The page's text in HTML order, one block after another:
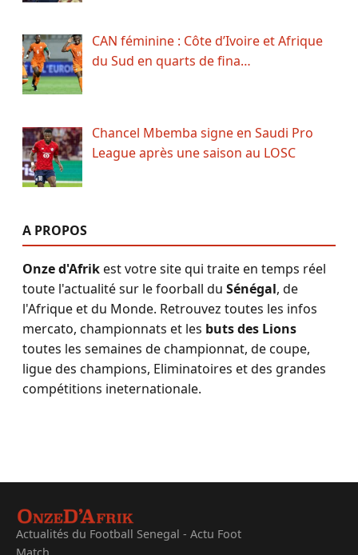
CAN féminine : Côte d’Ivoire et Afrique
du Sud en quarts de fina…
Chancel Mbemba signe en Saudi Pro
League après une saison au LOSC
A PROPOS
Onze d'Afrikest votre site qui traite en temps réel
toute l'actualité sur le foorball du Sénégal, de
l'Afrique et du Monde. Retrouvez toutes les infos
mercato, championnats et les buts des Lions
toutes les semaines de championnat, de coupe,
ligue des champions, Eliminatoires et des grandes
compétitions ineternationale.
Actualités du Football Senegal - Actu Foot